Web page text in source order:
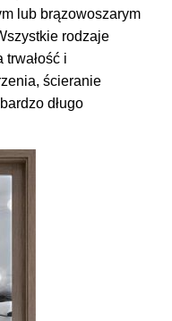
lub brązowoszarym
rodzaje
i
ścieranie
długo